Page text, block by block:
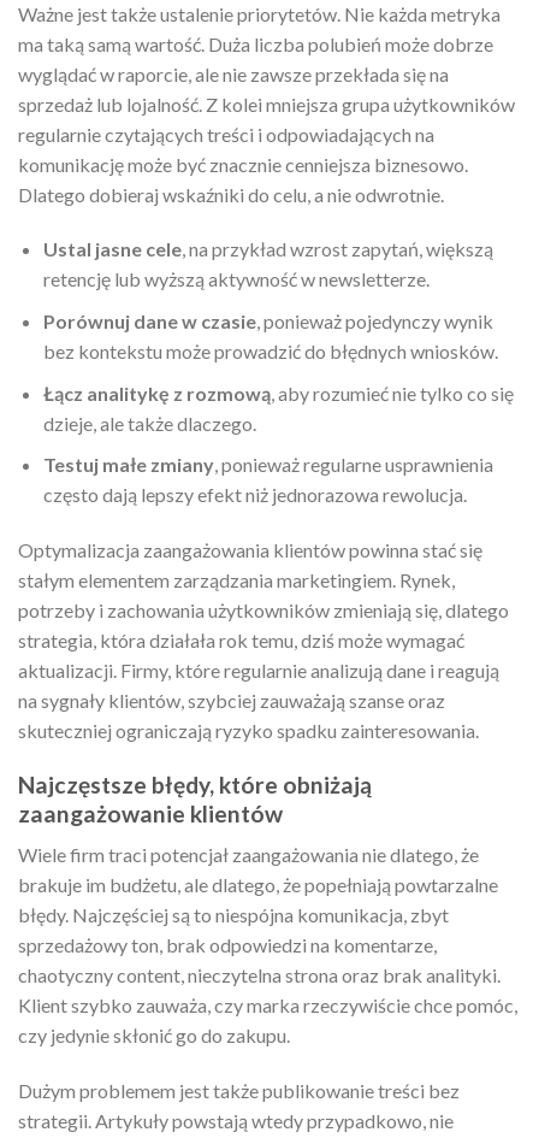
Ważne jest także ustalenie priorytetów. Nie każda metryka
ma taką samą wartość. Duża liczba polubień może dobrze
wyglądać w raporcie, ale nie zawsze przekłada się na
sprzedaż lub lojalność. Z kolei mniejsza grupa użytkowników
regularnie czytających treści i odpowiadających na
komunikację może być znacznie cenniejsza biznesowo.
Dlatego dobieraj wskaźniki do celu, a nie odwrotnie.
Ustal jasne cele, na przykład wzrost zapytań, większą
retencję lub wyższą aktywność w newsletterze.
Porównuj dane w czasie, ponieważ pojedynczy wynik
bez kontekstu może prowadzić do błędnych wniosków.
Łącz analitykę z rozmową, aby rozumieć nie tylko co się
dzieje, ale także dlaczego.
Testuj małe zmiany, ponieważ regularne usprawnienia
często dają lepszy efekt niż jednorazowa rewolucja.
Optymalizacja zaangażowania klientów powinna stać się
stałym elementem zarządzania marketingiem. Rynek,
potrzeby i zachowania użytkowników zmieniają się, dlatego
strategia, która działała rok temu, dziś może wymagać
aktualizacji. Firmy, które regularnie analizują dane i reagują
na sygnały klientów, szybciej zauważają szanse oraz
skuteczniej ograniczają ryzyko spadku zainteresowania.
Najczęstsze błędy, które obniżają
zaangażowanie klientów
Wiele firm traci potencjał zaangażowania nie dlatego, że
brakuje im budżetu, ale dlatego, że popełniają powtarzalne
błędy. Najczęściej są to niespójna komunikacja, zbyt
sprzedażowy ton, brak odpowiedzi na komentarze,
chaotyczny content, nieczytelna strona oraz brak analityki.
Klient szybko zauważa, czy marka rzeczywiście chce pomóc,
czy jedynie skłonić go do zakupu.
Dużym problemem jest także publikowanie treści bez
strategii. Artykuły powstają wtedy przypadkowo, nie